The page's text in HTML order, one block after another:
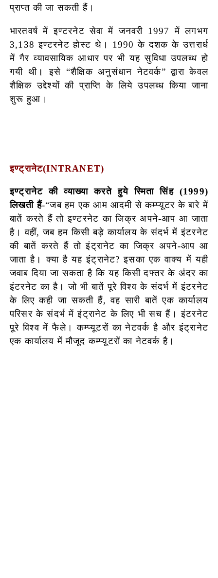
प्राप्त की जा सकती हैं।
भारतवर्ष में इण्टरनेट सेवा में जनवरी 1997 में लगभग
3,138 इण्टरनेट होस्ट थे। 1990 के दशक के उत्तरार्ध
में गैर व्यावसायिक आधार पर भी यह सुविधा उपलब्ध हो
गयी थी। इसे “शैक्षिक अनुसंधान नेटवर्क” द्वारा केवल
शैक्षिक उद्देश्यों की प्राप्ति के लिये उपलब्ध किया जाना
शुरू हुआ।
इण्ट्रानेट(INTRANET)
इण्ट्रानेट की व्याख्या करते हुये स्मिता सिंह (1999)
लिखती हैं-“जब हम एक आम आदमी से कम्प्यूटर के बारे में
बातें करते हैं तो इण्टरनेट का जिक्र अपने-आप आ जाता
है। वहीं, जब हम किसी बड़े कार्यालय के संदर्भ में इंटरनेट
की बातें करते हैं तो इंट्रानेट का जिक्र अपने-आप आ
जाता है। क्या है यह इंट्रानेट? इसका एक वाक्य में यही
जवाब दिया जा सकता है कि यह किसी दफ्तर के अंदर का
इंटरनेट का है। जो भी बातें पूरे विश्व के संदर्भ में इंटरनेट
के लिए कही जा सकती हैं, वह सारी बातें एक कार्यालय
परिसर के संदर्भ में इंट्रानेट के लिए भी सच हैं। इंटरनेट
पूरे विश्व में फैले। कम्प्यूटरों का नेटवर्क है और इंट्रानेट
एक कार्यालय में मौजूद कम्प्यूटरों का नेटवर्क है।